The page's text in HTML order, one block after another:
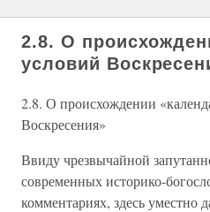
2.8. О
условий
2.8. О происхождении
Воскресения»
Ввиду чрезвычайной
современных историко-
комментариях, здесь уместно